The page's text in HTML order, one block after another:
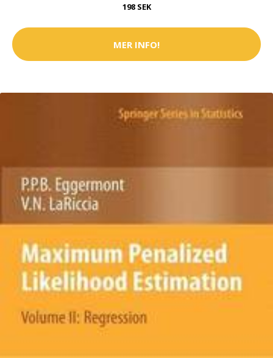
198 SEK
MER INFO!